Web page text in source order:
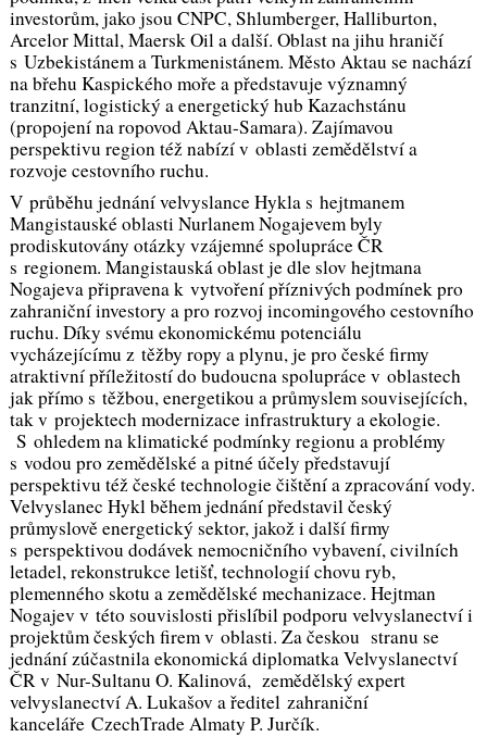
investorům, jako jsou CNPC, Shlumberger, Halliburton,
Arcelor Mittal, Maersk Oil a další. Oblast na jihu hraničí
s Uzbekistánem a Turkmenistánem. Město Aktau se nachází
na břehu Kaspického moře a představuje významný
tranzitní, logistický a energetický hub Kazachstánu
(propojení na ropovod Aktau-Samara). Zajímavou
perspektivu region též nabízí v oblasti zemědělství a
rozvoje cestovního ruchu.
V průběhu jednání velvyslance Hykla s hejtmanem
Mangistauské oblasti Nurlanem Nogajevem byly
prodiskutovány otázky vzájemné spolupráce ČR
s regionem. Mangistauská oblast je dle slov hejtmana
Nogajeva připravena k vytvoření příznivých podmínek pro
zahraniční investory a pro rozvoj incomingového cestovního
ruchu. Díky svému ekonomickému potenciálu
vycházejícímu z těžby ropy a plynu, je pro české firmy
atraktivní příležitostí do budoucna spolupráce v oblastech
jak přímo s těžbou, energetikou a průmyslem souvisejících,
tak v projektech modernizace infrastruktury a ekologie.
S ohledem na klimatické podmínky regionu a problémy
s vodou pro zemědělské a pitné účely představují
perspektivu též české technologie čištění a zpracování vody.
Velvyslanec Hykl během jednání představil český
průmyslově energetický sektor, jakož i další firmy
s perspektivou dodávek nemocničního vybavení, civilních
letadel, rekonstrukce letišť, technologií chovu ryb,
plemenného skotu a zemědělské mechanizace. Hejtman
Nogajev v této souvislosti přislíbil podporu velvyslanectví i
projektům českých firem v oblasti. Za českou stranu se
jednání zúčastnila ekonomická diplomatka Velvyslanectví
ČR v Nur-Sultanu O. Kalinová, zemědělský expert
velvyslanectví A. Lukašov a ředitel zahraniční
kanceláře CzechTrade Almaty P. Jurčík.